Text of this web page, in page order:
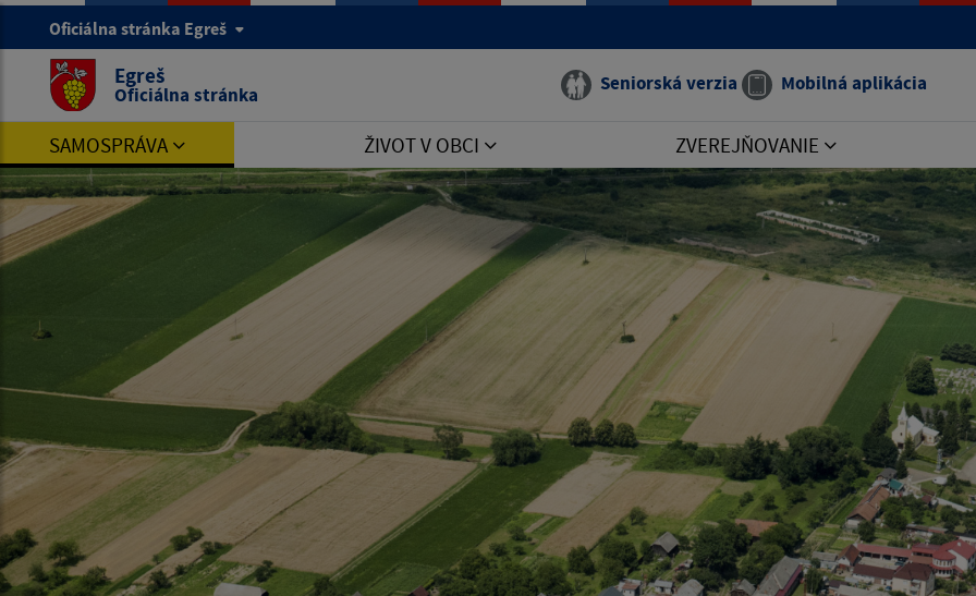
Oficiálna stránka Egreš
Egreš
Oficiálna stránka Seniorská verzia Mobilná aplikácia
SAMOSPRÁVA ŽIVOT V OBCI ZVEREJŇOVANIE